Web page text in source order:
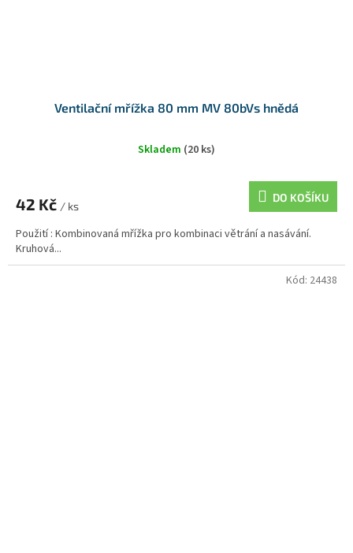
Ventilační mřížka 80 mm MV 80bVs hnědá
Skladem (20 ks)
42 Kč / ks
DO KOŠÍKU
Použití : Kombinovaná mřížka pro kombinaci větrání a nasávání.
Kruhová...
Kód: 24438